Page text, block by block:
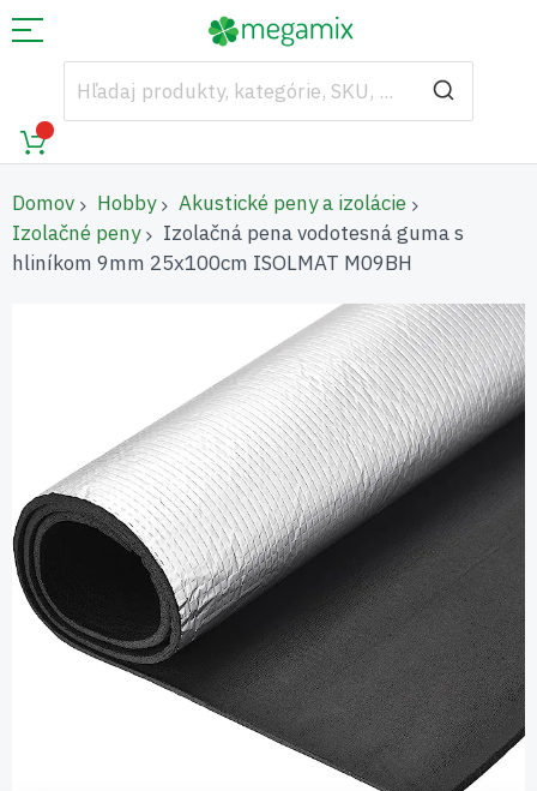
Domov Hobby
Akustické peny a izolácie
Izolačné peny
Izolačná pena vodotesná guma s
hliníkom 9mm 25x100cm ISOLMAT M09BH